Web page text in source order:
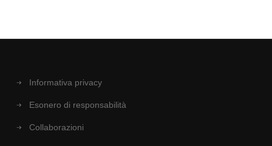
Informativa privacy
Esonero di responsabilità
Collaborazioni